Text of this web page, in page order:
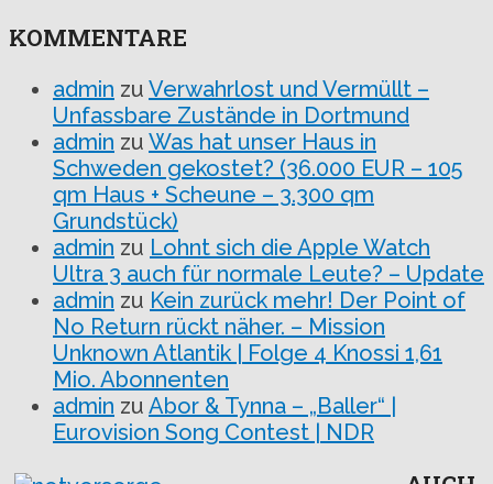
KOMMENTARE
admin zu Verwahrlost und Vermüllt –
Unfassbare Zustände in Dortmund
admin zu Was hat unser Haus in
Schweden gekostet? (36.000 EUR – 105
qm Haus + Scheune – 3.300 qm
Grundstück)
admin zu Lohnt sich die Apple Watch
Ultra 3 auch für normale Leute? – Update
admin zu Kein zurück mehr! Der Point of
No Return rückt näher. – Mission
Unknown Atlantik | Folge 4 Knossi 1,61
Mio. Abonnenten
admin zu Abor & Tynna – „Baller“ |
Eurovision Song Contest | NDR